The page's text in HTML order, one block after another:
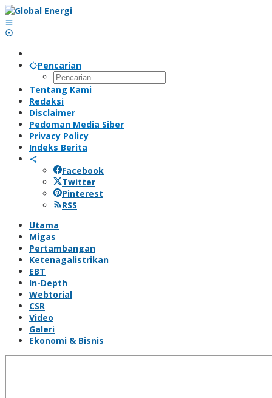
Lewati
ke
konten
Pencarian
Tentang Kami
Redaksi
Disclaimer
Pedoman Media Siber
Privacy Policy
Indeks Berita
Facebook
Twitter
Pinterest
RSS
Utama
Migas
Pertambangan
Ketenagalistrikan
EBT
In-Depth
Webtorial
CSR
Video
Galeri
Ekonomi & Bisnis